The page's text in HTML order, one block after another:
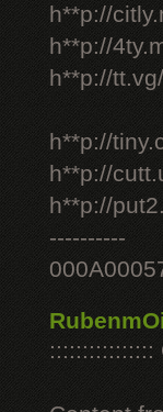
h**p://
h**p://
h**p://
h**p://
h**p://
h**p://
----------
::::::::::::::::